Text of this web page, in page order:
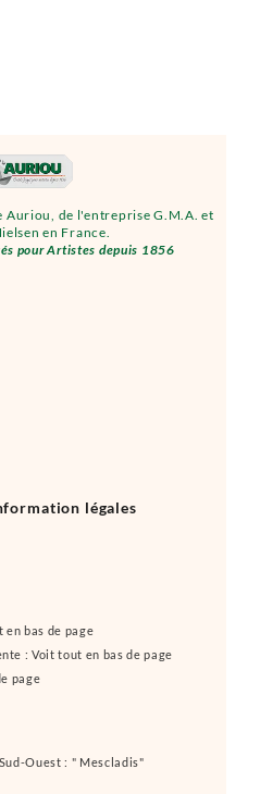
Auriou, de l'entreprise G.M.A. et
en France.
pour Artistes depuis 1856
légales
bas de page
: Voit tout en bas de page
page
Ouest : " Mescladis"